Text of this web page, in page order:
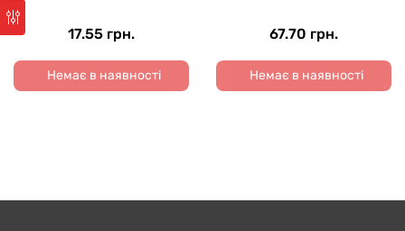
17.55 грн.
Немає в наявності
67.70 грн.
Немає в наявності